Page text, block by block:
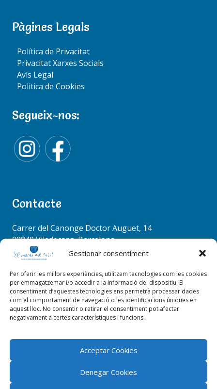
Gestionar consentiment
Per oferir les millors experiències, utilitzem tecnologies com les cookies
per emmagatzemar i/o accedir a la informació del dispositiu. El
consentiment d’aquestes tecnologies ens permetrà processar dades
com el comportament de navegació o les identificacions úniques en
aquest lloc. No consentir o retirar el consentiment pot afectar
negativament a certes característiques i funcions.
Acceptar Cookies
Denegar Cookies
Activitats
Substitucions
Hores Extres
Guia de Benvinguda
Plantilla Novembre 25
Plantilla Desembre 25
Plantilla Gener 26
Plantilla Febrer 26
Plantilla Març 26
MEMORIA DE MENJADOR
Add your thoughts
Lo siento, debes estarconectadopara publicar un
Pàgines Legals
Política de Privacitat
Privacitat Xarxes Socials
Avís Legal
Politica de Cookies
Segueix-nos:
Contacte
Carrer del Canonge Doctor Auguet, 14
08840 Viladecans, Barcelona
Tel. 936 37 78 50
info@elmenudelpetit.es